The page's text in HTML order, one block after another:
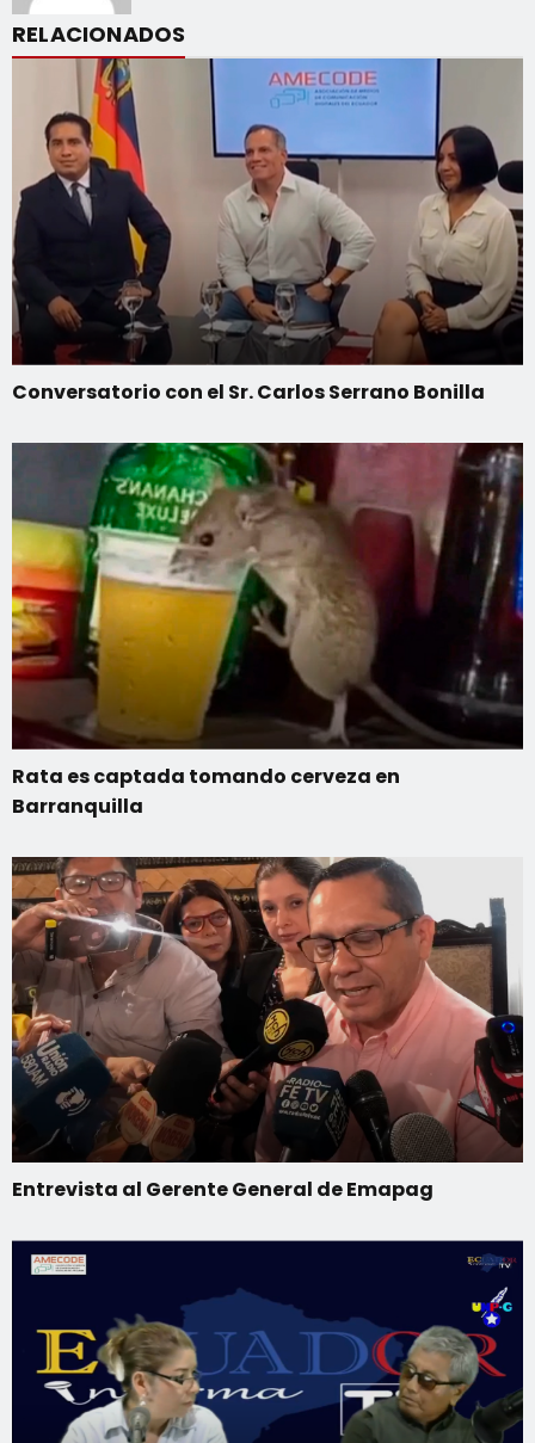
RELACIONADOS
Conversatorio con el Sr. Carlos Serrano Bonilla
Rata es captada tomando cerveza en
Barranquilla
Entrevista al Gerente General de Emapag